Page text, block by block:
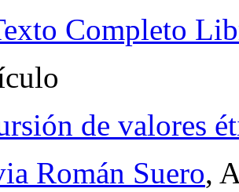
Completo
de valores
Román Suero,